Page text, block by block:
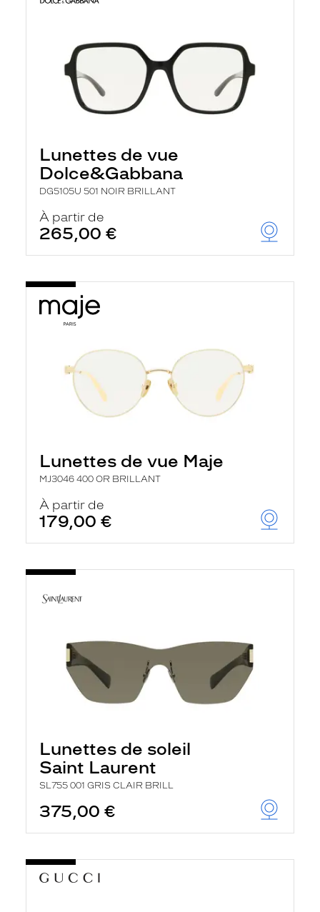
Lunettes de vue
Dolce&Gabbana
DG5105U 501 NOIR BRILLANT
À partir de
265,00 €
Lunettes de vue Maje
MJ3046 400 OR BRILLANT
À partir de
179,00 €
Lunettes de soleil
Saint Laurent
SL755 001 GRIS CLAIR BRILL
375,00 €